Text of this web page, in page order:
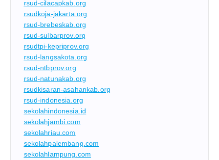
rsud-cilacapkab.org
rsudkoja-jakarta.org
rsud-brebeskab.org
rsud-sulbarprov.org
rsudtpi-kepriprov.org
rsud-langsakota.org
rsud-ntbprov.org
rsud-natunakab.org
rsudkisaran-asahankab.org
rsud-indonesia.org
sekolahindonesia.id
sekolahjambi.com
sekolahriau.com
sekolahpalembang.com
sekolahlampung.com